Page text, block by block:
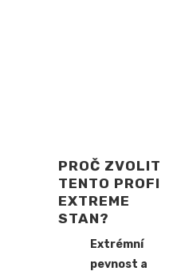
PROČ ZVOLIT
TENTO PROFI
EXTREME
STAN?
Extrémní
pevnost a